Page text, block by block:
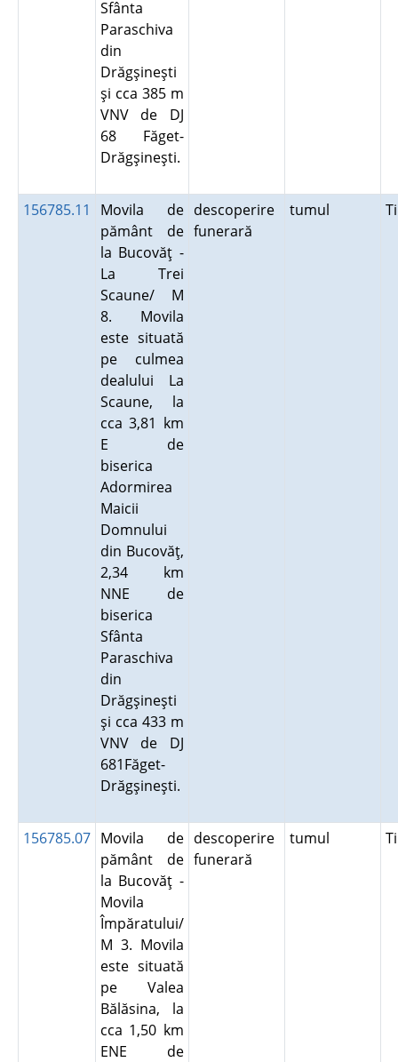
Sfânta
Paraschiva
din
Drăgşineşti
şi cca 385 m
VNV de DJ
68 Făget-
Drăgşineşti.
156785.11
Movila de
pământ de
la Bucovăţ -
La Trei
Scaune/ M
8. Movila
este situată
pe culmea
dealului La
Scaune, la
cca 3,81 km
E de
biserica
Adormirea
Maicii
Domnului
din Bucovăţ,
2,34 km
NNE de
biserica
Sfânta
Paraschiva
din
Drăgşineşti
şi cca 433 m
VNV de DJ
681Făget-
Drăgşineşti.
descoperire
funerară
tumul
156785.07 Movila de
pământ de
la Bucovăţ -
Movila
Împăratului/
M 3. Movila
este situată
pe Valea
Bălăsina, la
cca 1,50 km
ENE de
descoperire
funerară
tumul